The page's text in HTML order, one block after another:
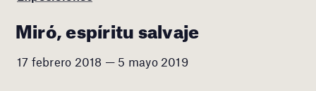
Miró, espíritu salvaje
17 febrero 2018 — 5 mayo 2019